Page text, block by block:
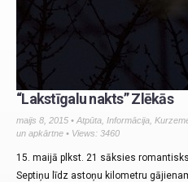
“Lakstīgalu nakts” Zlēkās
maijs 8, 2015 • Atpūta Informācija
un apkārtne • Views: 3460
15. maijā plkst. 21 sāksies
Septiņu līdz astoņu kilometru